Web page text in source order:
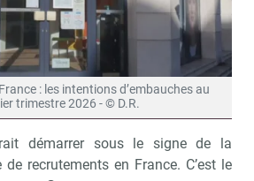
: les intentions d’embauches au
trimestre 2026 - © D.R.
démarrer sous le signe de la
recrutements en France. C’est le